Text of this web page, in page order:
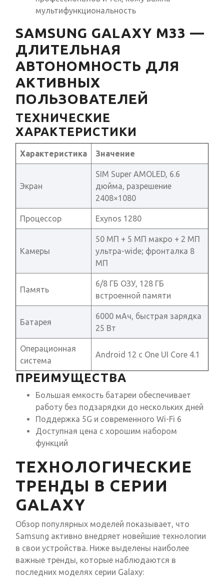
мультифункциональность
SAMSUNG GALAXY M33 —
ДЛИТЕЛЬНАЯ
АВТОНОМНОСТЬ ДЛЯ
АКТИВНЫХ
ПОЛЬЗОВАТЕЛЕЙ
ТЕХНИЧЕСКИЕ
ХАРАКТЕРИСТИКИ
Характеристика Значение
Экран
SIM Super AMOLED, 6.6
дюйма, разрешение
2408×1080
Процессор Exynos 1280
Камеры
50 МП + 5 МП макро + 2 МП
ультра-wide; фронталка 8
МП
Память
6/8 ГБ ОЗУ, 128 ГБ
встроенной памяти
Батарея
6000 мАч, быстрая зарядка
25 Вт
Операционная
система
Android 12 с One UI Core 4.1
ПРЕИМУЩЕСТВА
Большая емкость батареи обеспечивает
работу без подзарядки до нескольких дней
Поддержка 5G и современного Wi-Fi 6
Доступная цена с хорошим набором
функций
ТЕХНОЛОГИЧЕСКИЕ
ТРЕНДЫ В СЕРИИ
GALAXY
Обзор популярных моделей показывает, что
Samsung активно внедряет новейшие технологии
в свои устройства. Ниже выделены наиболее
важные тренды, которые наблюдаются в
последних моделях серии Galaxy: